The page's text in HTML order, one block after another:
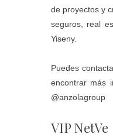
de proyectos y
seguros, real
Yiseny.
Puedes
encontrar más
@anzolagroup
VIP NetVe